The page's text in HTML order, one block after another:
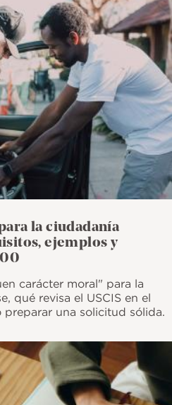
la ciudadanía
ejemplos y
carácter moral" para la
qué revisa el USCIS en el
una solicitud sólida.